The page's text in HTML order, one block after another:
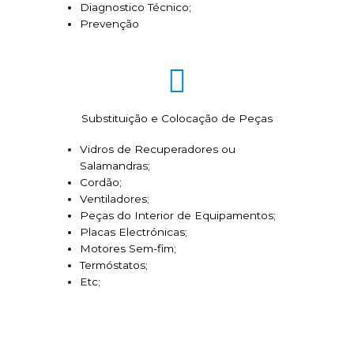
Diagnostico Técnico;
Prevenção
Substituição e Colocação de Peças
Vidros de Recuperadores ou
Salamandras;
Cordão;
Ventiladores;
Peças do Interior de Equipamentos;
Placas Electrónicas;
Motores Sem-fim;
Termóstatos;
Etc;